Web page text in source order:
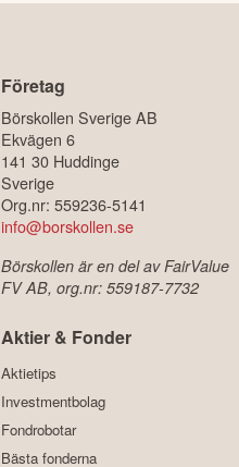
Företag
Börskollen Sverige AB
Ekvägen 6
141 30 Huddinge
Sverige
Org.nr: 559236-5141
info@borskollen.se
Börskollen är en del av FairValue
FV AB, org.nr: 559187-7732
Aktier & Fonder
Aktietips
Investmentbolag
Fondrobotar
Bästa fonderna